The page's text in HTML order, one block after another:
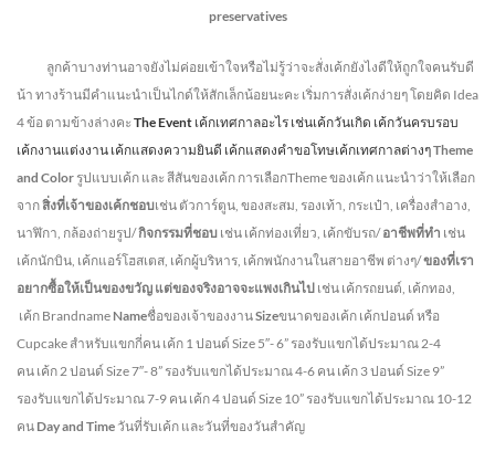
preservatives
ลูกค้าบางท่านอาจยังไม่ค่อยเข้าใจหรือไม่รู้ว่าจะสั่งเค้กยังไงดีให้ถูกใจคนรับดี
น้า ทางร้านมีคำแนะนำเป็นไกด์ให้สักเล็กน้อยนะคะ เริ่มการสั่งเค้กง่ายๆ โดยคิด Idea
4 ข้อ ตามข้างล่างคะ The Event เค้กเทศกาลอะไร เช่นเค้กวันเกิด เค้กวันครบรอบ
เค้กงานแต่งงาน เค้กแสดงความยินดี เค้กแสดงคำขอโทษเค้กเทศกาลต่างๆTheme
and Color รูปแบบเค้ก และ สีสันของเค้ก การเลือกTheme ของเค้ก แนะนำว่าให้เลือก
จากสิ่งที่เจ้าของเค้กชอบเช่น ตัวการ์ตูน, ของสะสม, รองเท้า, กระเป๋า, เครื่องสำอาง,
นาฬิกา, กล้องถ่ายรูป/กิจกรรมที่ชอบ เช่น เค้กท่องเที่ยว, เค้กขับรถ/อาชีพที่ทำ เช่น
เค้กนักบิน, เค้กแอร์โฮสเตส, เค้กผู้บริหาร, เค้กพนักงานในสายอาชีพ ต่างๆ/ของที่เรา
อยากซื้อให้เป็นของขวัญ แต่ของจริงอาจจะแพงเกินไป เช่น เค้กรถยนต์, เค้กทอง,
เค้ก Brandname Nameชื่อของเจ้าของงานSizeขนาดของเค้ก เค้กปอนด์ หรือ
Cupcake สำหรับแขกกี่คน เค้ก 1 ปอนด์ Size 5″- 6” รองรับแขกได้ประมาณ 2-4
คน เค้ก 2 ปอนด์ Size 7″- 8” รองรับแขกได้ประมาณ 4-6 คน เค้ก 3 ปอนด์ Size 9”
รองรับแขกได้ประมาณ 7-9 คน เค้ก 4 ปอนด์ Size 10” รองรับแขกได้ประมาณ 10-12
คน Day and Time วันที่รับเค้ก และวันที่ของวันสำคัญ